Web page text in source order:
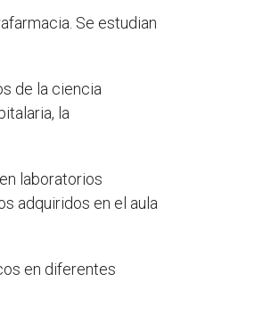
Se estudian
de la ciencia
la
laboratorios
adquiridos en el aula
en diferentes